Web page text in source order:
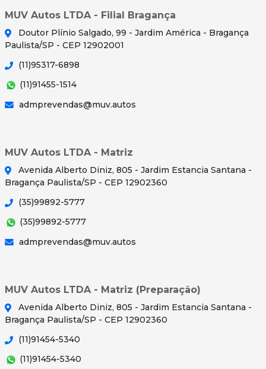
MUV Autos LTDA - Filial Bragança
Doutor Plínio Salgado, 99 - Jardim América - Bragança
Paulista/SP - CEP 12902001
(11)95317-6898
(11)91455-1514
admprevendas@muv.autos
MUV Autos LTDA - Matriz
Avenida Alberto Diniz, 805 - Jardim Estancia Santana -
Bragança Paulista/SP - CEP 12902360
(35)99892-5777
(35)99892-5777
admprevendas@muv.autos
MUV Autos LTDA - Matriz (Preparação)
Avenida Alberto Diniz, 805 - Jardim Estancia Santana -
Bragança Paulista/SP - CEP 12902360
(11)91454-5340
(11)91454-5340